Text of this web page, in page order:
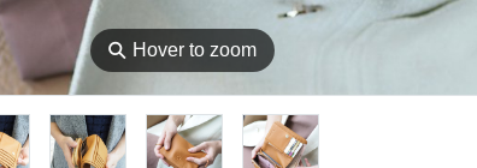
⚲ Hover to zoom